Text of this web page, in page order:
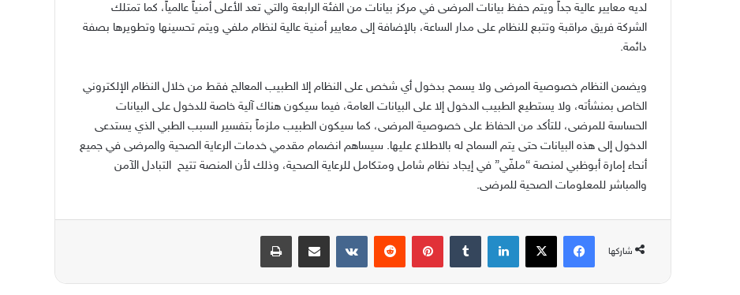
لديه معايير عالية جداً ويتم حفظ بيانات المرضى في مركز بيانات من الفئة الرابعة والتي تعد الأعلى أمنياً عالمياً، كما تمتلك
الشركة فريق مراقبة وتتبع للنظام على مدار الساعة، بالإضافة إلى معايير أمنية عالية لنظام ملفي ويتم تحسينها وتطويرها بصفة
دائمة.
ويضمن النظام خصوصية المرضى ولا يسمح بدخول أي شخص على النظام إلا الطبيب المعالج فقط من خلال النظام الإلكتروني
الخاص بمنشأته، ولا يستطيع الطبيب الدخول إلا على البيانات العامة، فيما سيكون هناك آلية خاصة للدخول على البيانات
الحساسة للمرضى، للتأكد من الحفاظ على خصوصية المرضى، كما سيكون الطبيب ملزماً بتفسير السبب الطبي الذي يستدعى
الدخول إلى هذه البيانات حتى يتم السماح له بالاطلاع عليها. سيساهم انضمام مقدمي خدمات الرعاية الصحية والمرضى في جميع
أنحاء إمارة أبوظبي لمنصة “ملفّي” في إيجاد نظام شامل ومتكامل للرعاية الصحية، وذلك لأن المنصة تتيح التبادل الآمن
والمباشر للمعلومات الصحية للمرضى.
شاركها
فيسبوك‫X لينكدإن بينتيريست مشاركة عبر البريد طباعة